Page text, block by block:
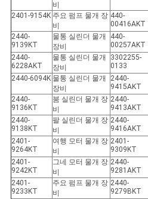
비
2401-9154K 주요 펌프 물개 장
비
440-
00416AKT
2440-
9139KT
물통 실린더 물개
장비
440-
00257AKT
2440-
6228AKT
물통 실린더 물개
장비
3302255-
0133
2440-6094K 물통 실린더 물개
장비
2440-
9415AKT
2440-
9136KT
붐 실린더 물개 장
비
2440-
9413AKT
2440-
9138KT
팔 실린더 물개 장
비
2440-
9416AKT
2401-
9264KT
여행 모터 물개 장
비
2401-
9309KT
2401-
9242KT
그네 모터 물개 장
비
2440-
9281AKT
2401-
9233KT
주요 펌프 물개 장
비
2440-
9279BKT